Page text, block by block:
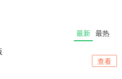
最新 最热
查看